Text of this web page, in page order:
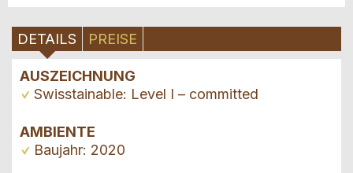
DETAILS PREISE
AUSZEICHNUNG
Swisstainable: Level I – committed
AMBIENTE
Baujahr: 2020